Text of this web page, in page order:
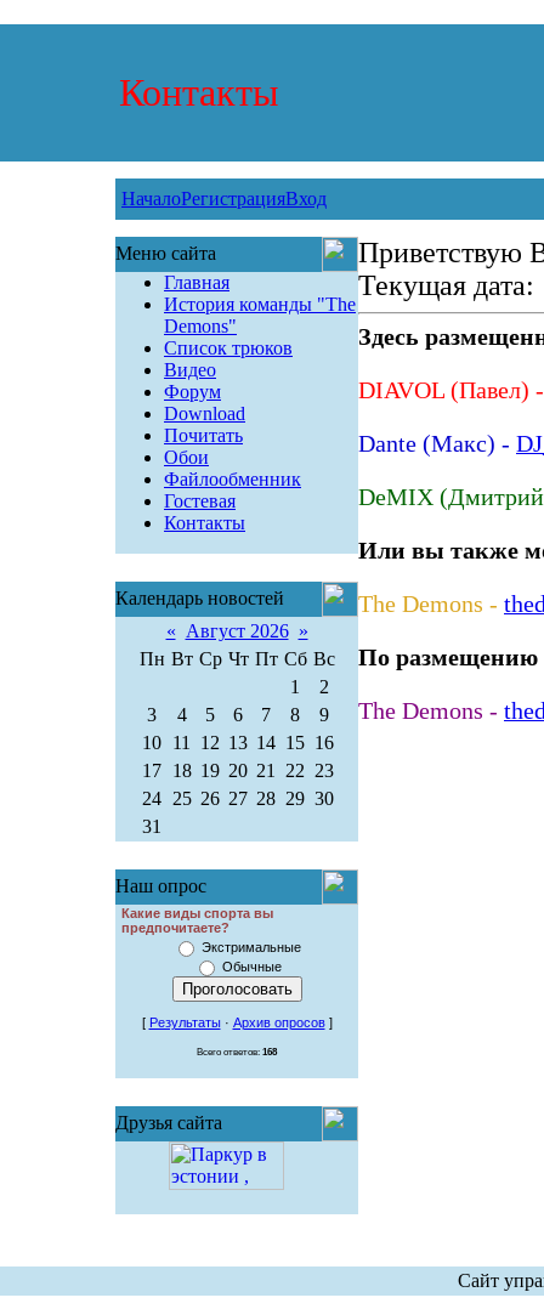
Контакты
НачалоРегистрацияВход
Меню сайта
Главная
История команды "The
Demons"
Список трюков
Видео
Форум
Download
Почитать
Обои
Файлообменник
Гостевая
Контакты
Календарь новостей
« Август 2026 »
Пн Вт Ср Чт Пт Сб Вс
1
2
3
4 5 6 7 8
9
10 11 12 13 14 15 16
17 18 19 20 21 22 23
24 25 26 27 28 29 30
31
Наш опрос
Какие виды спорта вы
предпочитаете?
Экстримальные
Обычные
[ Результаты· Архив опросов]
Всего ответов: 168
Друзья сайта
Приветствую
Текущая дата:
Здесь
DIAVOL (Павел)
Dante (Макс) -
DeMIX
Или вы также
The Demons -
По размещению
The Demons -
Сайт